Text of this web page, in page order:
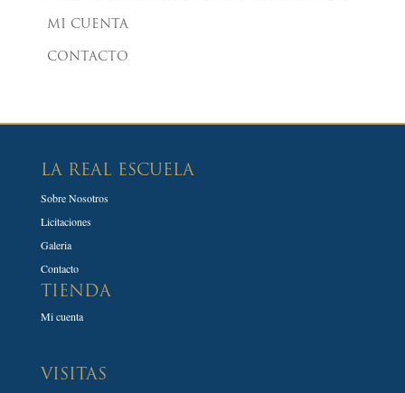
MI CUENTA
CONTACTO
LA REAL ESCUELA
Sobre Nosotros
Licitaciones
Galeria
Contacto
TIENDA
Mi cuenta
VISITAS